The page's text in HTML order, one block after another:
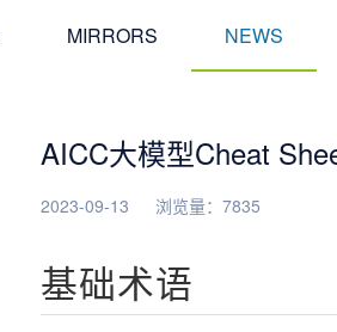
MIRRORS NEWS
AICC大模型Cheat
2023-09-13 浏览量：7835
基础术语